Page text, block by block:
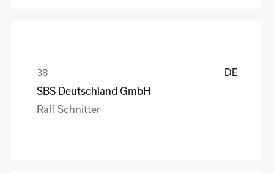
DE
SBS Deutschland GmbH
Ralf Schnitter